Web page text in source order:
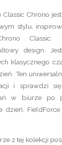
Classic Chrono
stylu,
Classic.
design.
klasycznego
Ten
i sprawdzi
w biurze po
dzień,
z tej kolekcji